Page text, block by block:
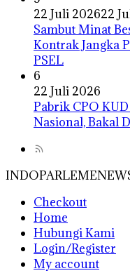
22 Juli 202622
Sambut Minat
Kontrak Jangka
PSEL
6
22 Juli 2026
Pabrik CPO
Nasional, Bakal
Checkout
Home
Hubungi Kami
Login/Register
My account